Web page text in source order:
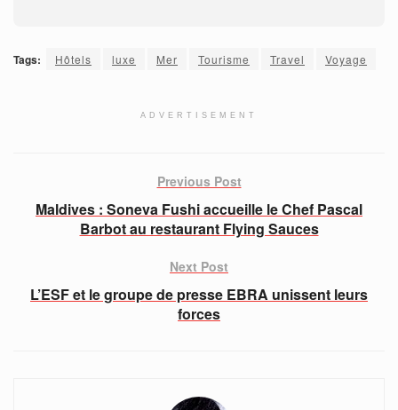
Tags: Hôtels luxe Mer Tourisme Travel Voyage
ADVERTISEMENT
Previous Post
Maldives : Soneva Fushi accueille le Chef Pascal
Barbot au restaurant Flying Sauces
Next Post
L’ESF et le groupe de presse EBRA unissent leurs
forces